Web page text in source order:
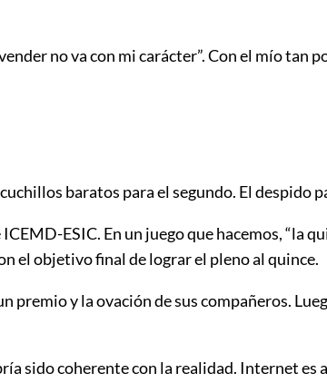
no va con mi carácter”. Con el mío
baratos para el segundo. El despido
ESIC. En un juego que hacemos, “la
el objetivo final de lograr el pleno al quince.
premio y la ovación de sus compañeros.
sido coherente con la realidad. Internet